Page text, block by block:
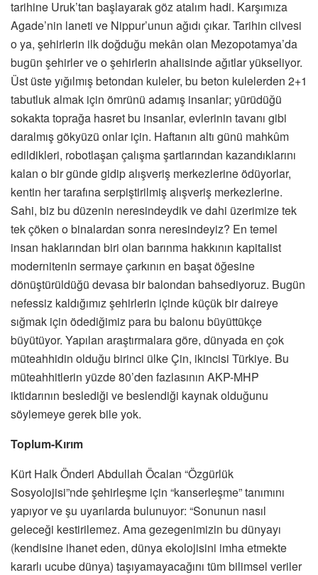
tarihine Uruk’tan başlayarak göz atalım hadi. Karşımıza
Agade’nin laneti ve Nippur’unun ağıdı çıkar. Tarihin cilvesi
o ya, şehirlerin ilk doğduğu mekân olan Mezopotamya’da
bugün şehirler ve o şehirlerin ahalisinde ağıtlar yükseliyor.
Üst üste yığılmış betondan kuleler, bu beton kulelerden 2+1
tabutluk almak için ömrünü adamış insanlar; yürüdüğü
sokakta toprağa hasret bu insanlar, evlerinin tavanı gibi
daralmış gökyüzü onlar için. Haftanın altı günü mahkûm
edildikleri, robotlaşan çalışma şartlarından kazandıklarını
kalan o bir günde gidip alışveriş merkezlerine ödüyorlar,
kentin her tarafına serpiştirilmiş alışveriş merkezlerine.
Sahi, biz bu düzenin neresindeydik ve dahi üzerimize tek
tek çöken o binalardan sonra neresindeyiz? En temel
insan haklarından biri olan barınma hakkının kapitalist
modernitenin sermaye çarkının en başat öğesine
dönüştürüldüğü devasa bir balondan bahsediyoruz. Bugün
nefessiz kaldığımız şehirlerin içinde küçük bir daireye
sığmak için ödediğimiz para bu balonu büyüttükçe
büyütüyor. Yapılan araştırmalara göre, dünyada en çok
müteahhidin olduğu birinci ülke Çin, ikincisi Türkiye. Bu
müteahhitlerin yüzde 80’den fazlasının AKP-MHP
iktidarının beslediği ve beslendiği kaynak olduğunu
söylemeye gerek bile yok.
Toplum-Kırım
Kürt Halk Önderi Abdullah Öcalan “Özgürlük
Sosyolojisi”nde şehirleşme için “kanserleşme” tanımını
yapıyor ve şu uyarılarda bulunuyor: “Sonunun nasıl
geleceği kestirilemez. Ama gezegenimizin bu dünyayı
(kendisine ihanet eden, dünya ekolojisini imha etmekte
kararlı ucube dünya) taşıyamayacağını tüm bilimsel veriler